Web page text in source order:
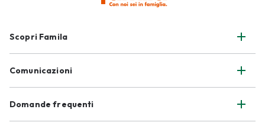
Scopri Famila
Comunicazioni
Domande frequenti